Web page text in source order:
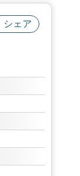
シェア